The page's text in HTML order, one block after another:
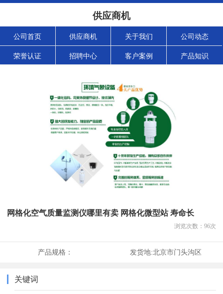
供应商机
公司首页 供应商机 关于我们 公司动态
荣誉认证 招聘中心 客户案例 产品知识
网格化空气质量监测仪哪里有卖 网格化微型站 寿命长
浏览次数： 96次
产品规格： 发货地:北京市门头沟区
关键词